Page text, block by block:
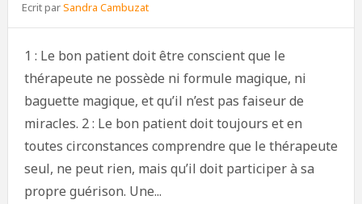
Ecrit parSandra Cambuzat
1 : Le bon patient doit être conscient que le
thérapeute ne possède ni formule magique, ni
baguette magique, et qu’il n’est pas faiseur de
miracles. 2 : Le bon patient doit toujours et en
toutes circonstances comprendre que le thérapeute
seul, ne peut rien, mais qu’il doit participer à sa
propre guérison. Une...